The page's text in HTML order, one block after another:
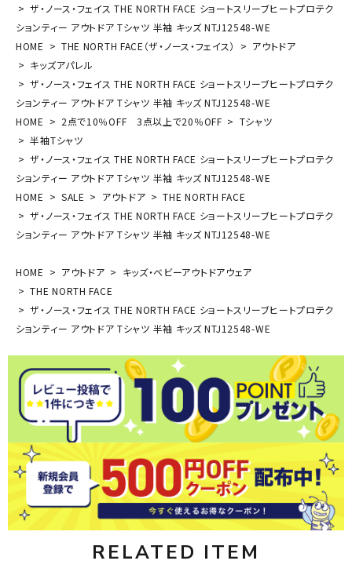
ザ・ノース・フェイス THE NORTH FACE ショートスリーブヒートプロテク
ションティー アウトドア Tシャツ 半袖 キッズ NTJ12548-WE
HOME
THE NORTH FACE（ザ・ノース・フェイス）
アウトドア
キッズアパレル
ザ・ノース・フェイス THE NORTH FACE ショートスリーブヒートプロテク
ションティー アウトドア Tシャツ 半袖 キッズ NTJ12548-WE
HOME
2点で10％OFF 3点以上で20％OFF
Tシャツ
半袖Tシャツ
ザ・ノース・フェイス THE NORTH FACE ショートスリーブヒートプロテク
ションティー アウトドア Tシャツ 半袖 キッズ NTJ12548-WE
HOME
SALE アウトドア
THE NORTH FACE
ザ・ノース・フェイス THE NORTH FACE ショートスリーブヒートプロテク
ションティー アウトドア Tシャツ 半袖 キッズ NTJ12548-WE
HOME アウトドア
キッズ・ベビーアウトドアウェア
THE NORTH FACE
ザ・ノース・フェイス THE NORTH FACE ショートスリーブヒートプロテク
ションティー アウトドア Tシャツ 半袖 キッズ NTJ12548-WE
RELATED ITEM